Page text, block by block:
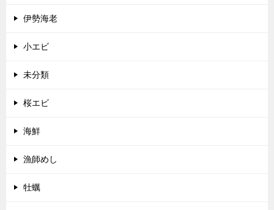
伊勢海老
小エビ
未分類
桜エビ
海鮮
漁師めし
牡蠣